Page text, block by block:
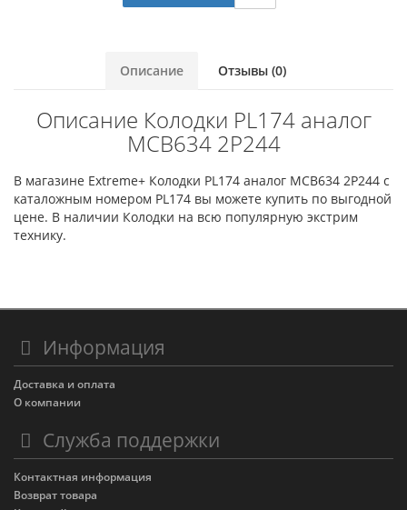
Описание Отзывы (0)
Описание Колодки PL174 аналог
MCB634 2P244
В магазине Extreme+ Колодки PL174 аналог MCB634 2P244 с
каталожным номером PL174 вы можете купить по выгодной
цене. В наличии Колодки на всю популярную экстрим
технику.
Информация
Доставка и оплата
О компании
Служба поддержки
Контактная информация
Возврат товара